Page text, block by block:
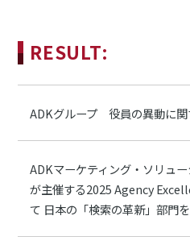
RESULT:
ADKグループ 役員の異動に関
ADKマーケティング・ソリュ
が主催する2025 Agency
て 日本の「検索の革新」部門